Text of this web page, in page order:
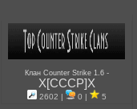
Клан Counter Strike 1.6 -
X[CCCP]X
2602 | 0 | 5